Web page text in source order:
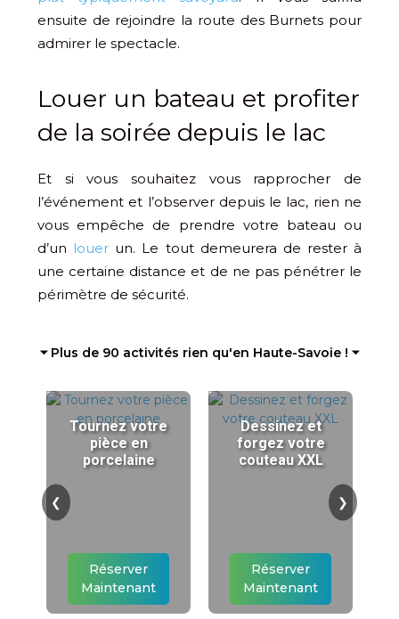
ensuite de rejoindre la route des Burnets pour
admirer le spectacle.
​Louer un bateau et profiter
de la soirée depuis le lac
Et si vous souhaitez vous rapprocher de
l’événement et l’observer depuis le lac, rien ne
vous empêche de prendre votre bateau ou
d’un louer un. Le tout demeurera de rester à
une certaine distance et de ne pas pénétrer le
périmètre de sécurité.
⏷ Plus de 90 activités rien qu'en Haute-Savoie ! ⏷
Tournez votre
pièce en
porcelaine
Réserver
Maintenant
Dessinez et
forgez votre
couteau XXL
Réserver
Maintenant
❮ ❯